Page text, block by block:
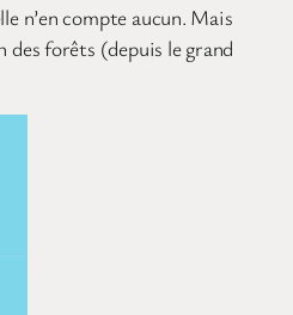
n’en compte aucun. Mais
des forêts (depuis le grand